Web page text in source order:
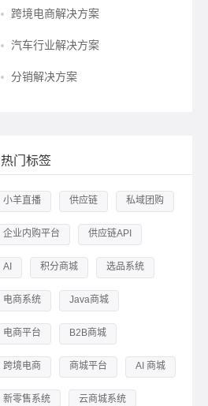
跨境电商解决方案
汽车行业解决方案
分销解决方案
热门标签
小羊直播 供应链 私域团购
企业内购平台 供应链API
AI 积分商城 选品系统
电商系统 Java商城
电商平台 B2B商城
跨境电商 商城平台 AI 商城
新零售系统 云商城系统